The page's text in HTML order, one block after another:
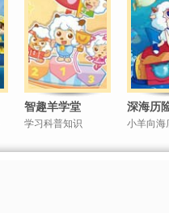
智趣羊学堂
学习科普知识
深海历
小羊向海